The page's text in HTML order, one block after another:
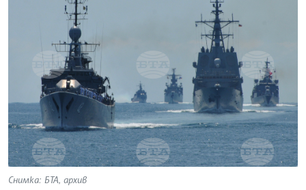
Снимка: БТА, архив